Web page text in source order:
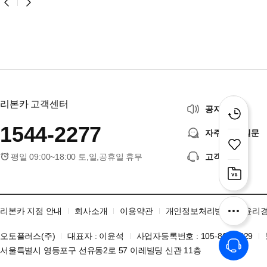
리본카 고객센터
1544-2277
평일 09:00~18:00 토,일,공휴일 휴무
공지사항
자주 묻는 질문
고객센터
리본카 지점 안내 회사소개 이용약관 개인정보처리방침 윤리
오토플러스(주) 대표자 : 이윤석 사업자등록번호 : 105-86-06429
서울특별시 영등포구 선유동2로 57 이레빌딩 신관 11층